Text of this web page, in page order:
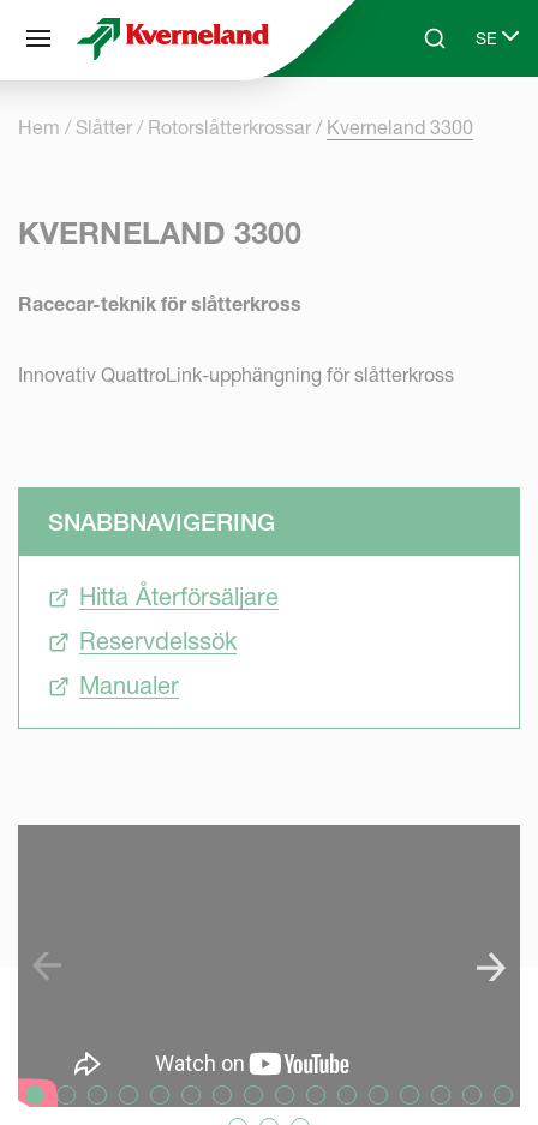
Skip to main contentSearchSE
Select
Hem Slåtter Rotorslåtterkrossar Kverneland 3300
KVERNELAND 3300
Racecar-teknik för slåtterkross
Innovativ QuattroLink-upphängning för slåtterkross
SNABBNAVIGERING
Hitta Återförsäljare
Reservdelssök
Manualer
Cookie- hanteringspanel